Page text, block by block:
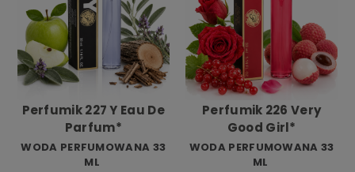
Perfumik 227 Y Eau De
Parfum*
WODA PERFUMOWANA 33
ML
Perfumik 226 Very
Good Girl*
WODA PERFUMOWANA 33
ML